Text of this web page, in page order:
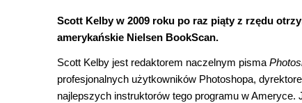
Scott Kelby w 2009 roku po raz piąty z rzędu
amerykańskie Nielsen BookScan.
Scott Kelby jest redaktorem naczelnym pisma
profesjonalnych użytkowników Photoshopa,
najlepszych instruktorów tego programu w